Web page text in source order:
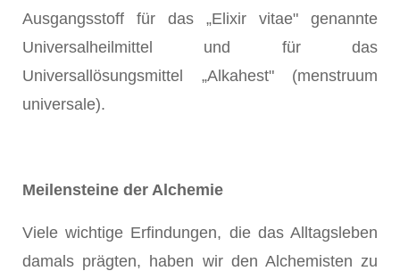
Ausgangsstoff für das „Elixir vitae" genannte
Universalheilmittel und für das
Universallösungsmittel „Alkahest" (menstruum
universale).
Meilensteine der Alchemie
Viele wichtige Erfindungen, die das Alltagsleben
damals prägten, haben wir den Alchemisten zu